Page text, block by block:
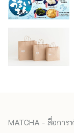
MATCHA - สื่อกา